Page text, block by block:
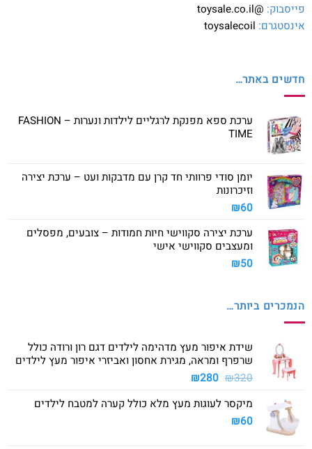
פייסבוק: @toysale.co.il
אינסטגרם: toysalecoil
חדשים באתר…
ערכת ספא מפנקת לרגליים לילדות ונערות – FASHION
TIME
יומן סודי פרוותי חד קרן עם מדבקות ועט – ערכת יצירה
וזיכרונות
₪60
ערכת יצירה סקווישי חיות חמודות – צובעים, מפסלים
ומעצבים סקווישי אישי
₪50
הנמכרים ביותר…
שידת איפור מעץ מדהימה לילדים דגם רון ורודה כולל
שרפרף ומראה, מגירת אחסון ואביזרי איפור מעץ לילדים
₪320
המחיר
היה:
₪280 המחיר
הוא:
מיקסר לעוגות מעץ מלא כולל קערה למטבח לילדים
₪60